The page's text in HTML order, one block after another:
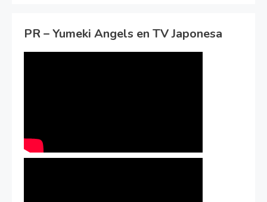
PR – Yumeki Angels en TV Japonesa